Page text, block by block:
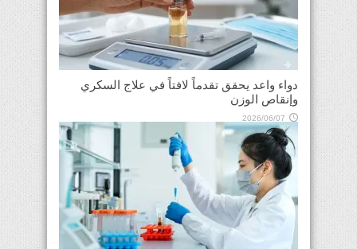
دواء واعد يحقق تقدماً لافتاً في علاج السكري
وإنقاص الوزن
2026/06/07